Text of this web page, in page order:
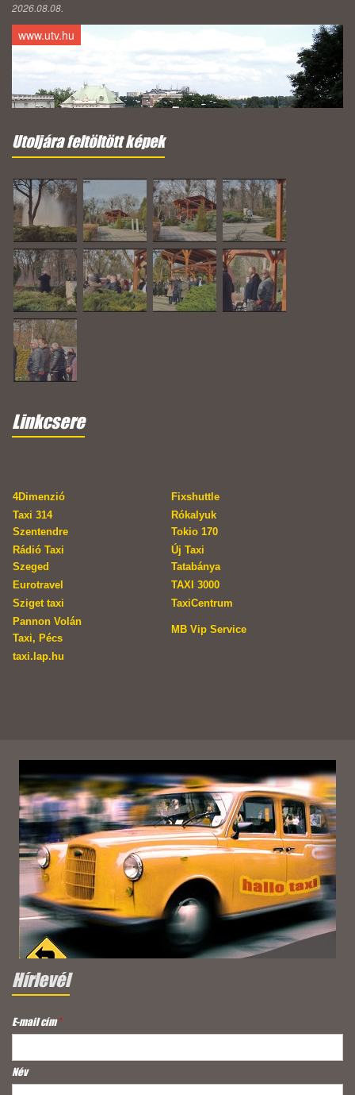
2026.08.08.
www.utv.hu
Utoljára feltöltött képek
Linkcsere
4Dimenzió
Fixshuttle
Taxi 314
Szentendre
Rókalyuk
Tokio 170
Rádió Taxi
Szeged
Új Taxi
Tatabánya
Eurotravel
TAXI 3000
Sziget taxi
TaxiCentrum
Pannon Volán
Taxi, Pécs
MB Vip Service
taxi.lap.hu
Hírlevél
E-mail cím*
Név